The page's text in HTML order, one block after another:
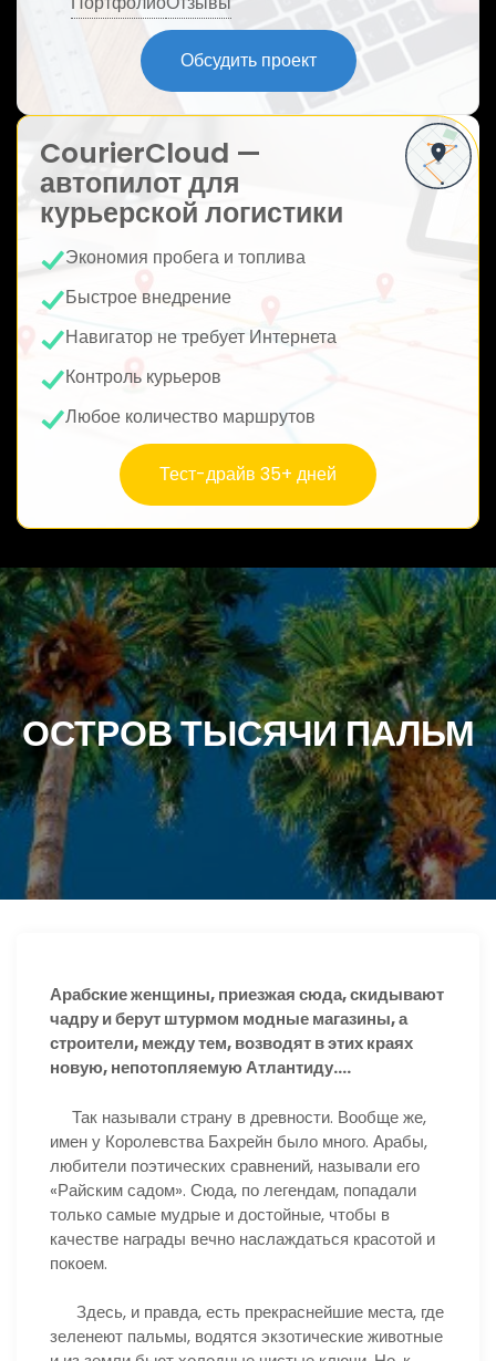
Обсудить проект
CourierCloud —
автопилот для
курьерской логистики
Экономия пробега и топлива
Быстрое внедрение
Навигатор не требует Интернета
Контроль курьеров
Любое количество маршрутов
Тест-драйв 35+ дней
ОСТРОВ ТЫСЯЧИ ПАЛЬМ
Арабские женщины, приезжая сюда, скидывают
чадру и берут штурмом модные магазины, а
строители, между тем, возводят в этих краях
новую, непотопляемую Атлантиду….
Так называли страну в древности. Вообще же,
имен у Королевства Бахрейн было много. Арабы,
любители поэтических сравнений, называли его
«Райским садом». Сюда, по легендам, попадали
только самые мудрые и достойные, чтобы в
качестве награды вечно наслаждаться красотой и
покоем.
Здесь, и правда, есть прекраснейшие места, где
зеленеют пальмы, водятся экзотические животные